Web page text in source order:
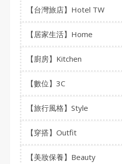
【台灣旅店】Hotel TW
【居家生活】Home
【廚房】Kitchen
【數位】3C
【旅行風格】Style
【穿搭】Outfit
【美妝保養】Beauty